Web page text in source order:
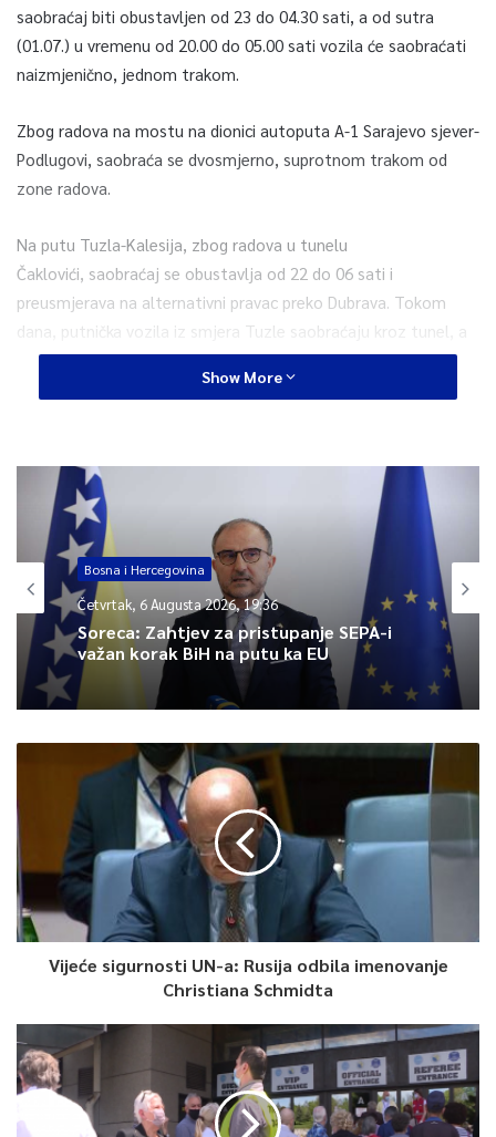
saobraćaj biti obustavljen od 23 do 04.30 sati, a od sutra
(01.07.) u vremenu od 20.00 do 05.00 sati vozila će saobraćati
naizmjenično, jednom trakom.
Zbog radova na mostu na dionici autoputa A-1 Sarajevo sjever-
Podlugovi, saobraća se dvosmjerno, suprotnom trakom od
zone radova.
Na putu Tuzla-Kalesija, zbog radova u tunelu
Čaklovići, saobraćaj se obustavlja od 22 do 06 sati i
preusmjerava na alternativni pravac preko Dubrava. Tokom
dana, putnička vozila iz smjera Tuzle saobraćaju kroz tunel, a
iz smjera Kalesije obilaznicom oko tunela. Teretna vozila se i
tokom dana usmjeravaju na put preko Dubrava.
putu Brod na Drini-GP Hum/Šćepan Polje putnička vozila
saobraćaju otežano, dok je za teretna vozila obustavljen
saobraćaj.
Usporeno, zbog radova, saobraća se na putevima: Srebrenik-
Orašje (naselje Ćehaje), Doboj-Rudanka, Stolac-
Hutovo (mjesto Cerovica) i Banovići-Živinice.
Na graničnim prijelazima Bosne i Hercegovine trenutno se ne
0
Article Rating
Show More
Bosna i Hercegovina
Četvrtak, 6 Augusta 2026, 19:36
Soreca: Zahtjev za pristupanje SEPA-i
važan korak BiH na putu ka EU
Vijeće sigurnosti UN-a: Rusija odbila imenovanje
Christiana Schmidta